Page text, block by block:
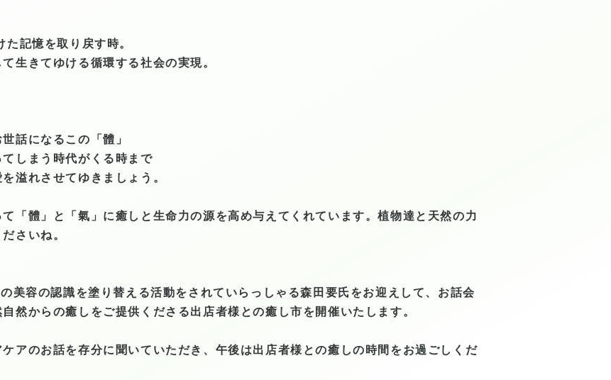
記憶を取り戻す時。
生きてゆける循環する社会の実現。
話になるこの「體」
しまう時代がくる時まで
溢れさせてゆきましょう。
「體」と「氣」に癒しと生命力の源を高め与えてくれています。植物達と天然の力
さいね。
美容の認識を塗り替える活動をされていらっしゃる森田要氏をお迎えして、お話会
然からの癒しをご提供くださる出店者様との癒し市を開催いたします。
アのお話を存分に聞いていただき、午後は出店者様との癒しの時間をお過ごしくだ